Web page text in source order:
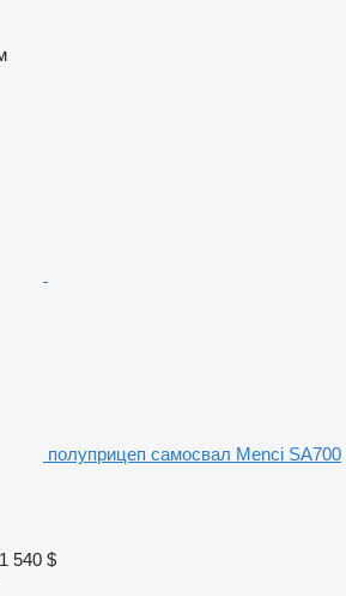
полуприцеп самосвал Menci SA700
540 $